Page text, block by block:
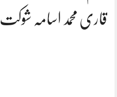
قاری محمد اسامہ شوکت